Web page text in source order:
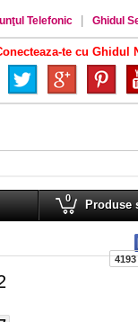
Telefonic Ghidul
te cu Ghidul
0 Produse